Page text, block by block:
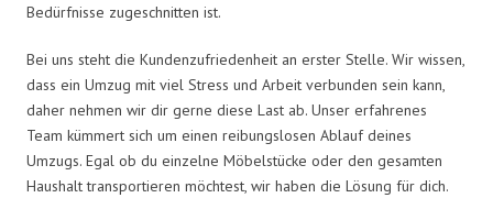
Bedürfnisse zugeschnitten ist.
Bei uns steht die Kundenzufriedenheit an erster Stelle. Wir wissen,
dass ein Umzug mit viel Stress und Arbeit verbunden sein kann,
daher nehmen wir dir gerne diese Last ab. Unser erfahrenes
Team kümmert sich um einen reibungslosen Ablauf deines
Umzugs. Egal ob du einzelne Möbelstücke oder den gesamten
Haushalt transportieren möchtest, wir haben die Lösung für dich.